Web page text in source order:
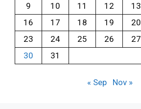
9
10 11 12 13
16
17 18 19 20
23
24 25 26 27
30
31
« Sep Nov »